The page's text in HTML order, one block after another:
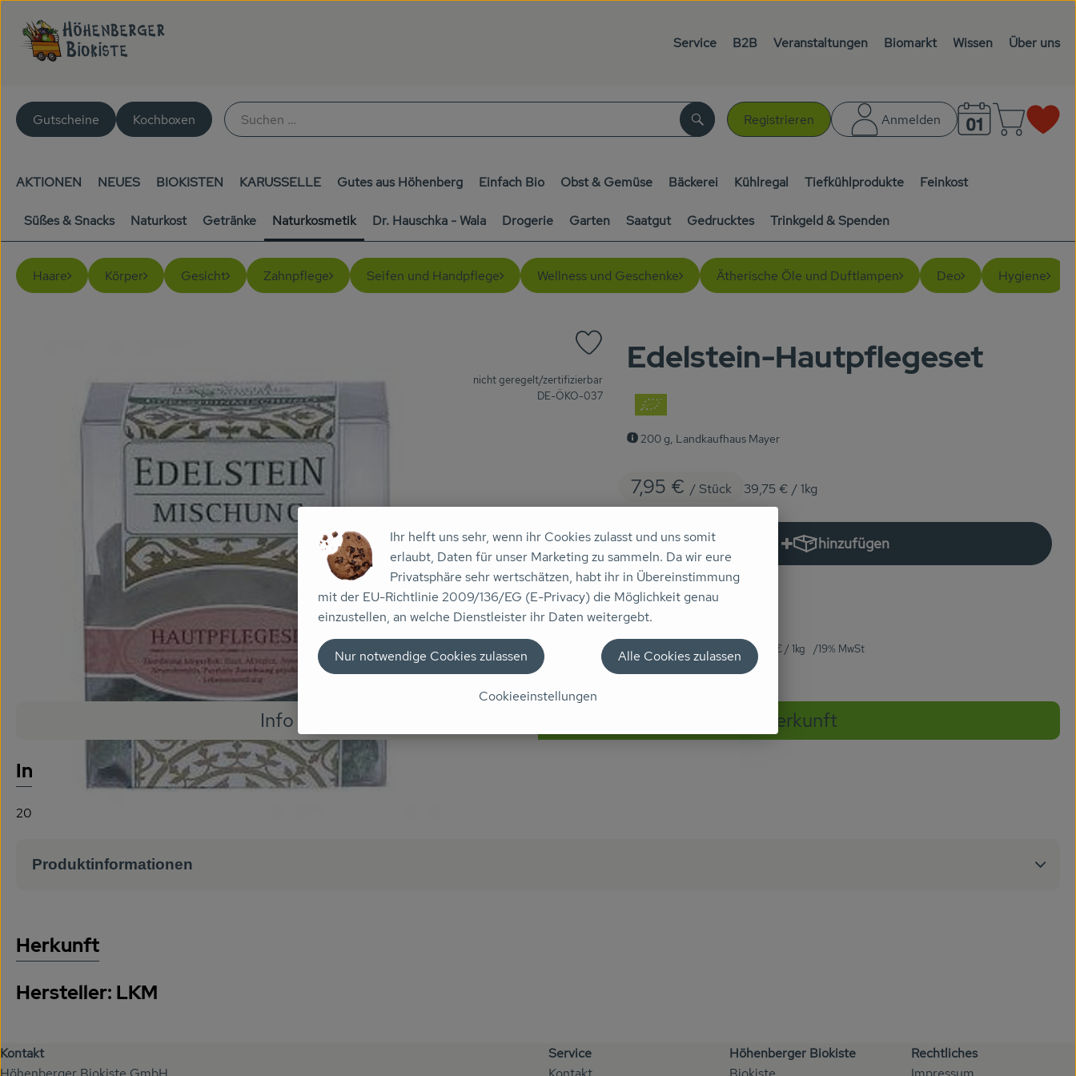
Service B2B Veranstaltungen Biomarkt Wissen Über uns
Registrieren Anmelden
Suchen
Gutscheine Kochboxen
AKTIONEN NEUES BIOKISTEN KARUSSELLE Gutes aus Höhenberg Einfach Bio Obst & Gemüse Bäckerei Kühlregal Tiefkühlprodukte Feinkost
Süßes & Snacks Naturkost Getränke Naturkosmetik Dr. Hauschka - Wala Drogerie Garten Saatgut Gedrucktes Trinkgeld & Spenden
Haare Körper Gesicht Zahnpflege Seifen und Handpflege Wellness und Geschenke Ätherische Öle und Duftlampen Deo Hygiene
Edelstein-Hautpflegeset
200 g, Landkaufhaus Mayer
7,95 € / Stück 39,75 € / 1kg
Produkt zu Favouriten hinzufügen
, Verband:
nicht geregelt/zertifizierbar
, Kontrollstelle:
DE-ÖKO-037
hinzufügen
Produkt zum Warenkorb hinzufügen
Stück
#70373 7,95 € / Stück 39,75 € / 1kg 19% MwSt
Rezepte
Info
Herkunft
Entdecke passende RezepteEs wurden keine passenden Rezepte gefunden.
Info
200 g, Landkaufhaus Mayer
Produktinformationen
Herkunft
Hersteller: LKM
Kontakt
Service
Höhenberger Biokiste
Rechtliches
Ihr helft uns sehr, wenn ihr Cookies zulasst und uns somit
erlaubt, Daten für unser Marketing zu sammeln. Da wir eure
Privatsphäre sehr wertschätzen, habt ihr in Übereinstimmung
mit der EU-Richtlinie 2009/136/EG (E-Privacy) die Möglichkeit genau
einzustellen, an welche Dienstleister ihr Daten weitergebt.
Cookieeinstellungen
Nur notwendige Cookies zulassen Alle Cookies zulassen